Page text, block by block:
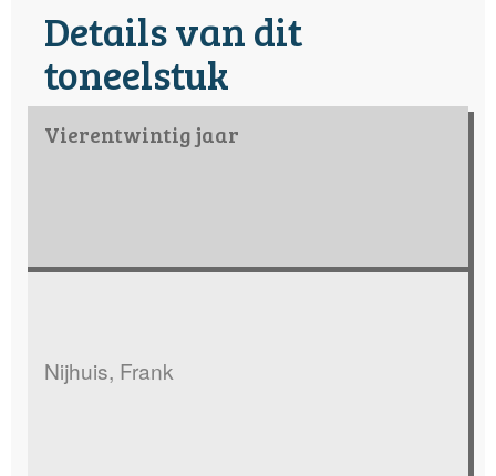
Details van dit
toneelstuk
Vierentwintig jaar
Nijhuis, Frank